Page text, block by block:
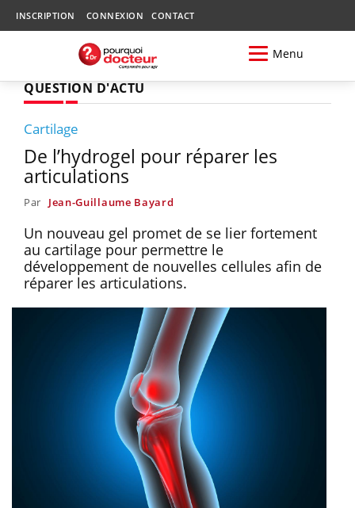
INSCRIPTION CONNEXION CONTACT
Menu
QUESTION D'ACTU
Cartilage
De l’hydrogel pour réparer les
articulations
Par Jean-Guillaume Bayard
Un nouveau gel promet de se lier fortement
au cartilage pour permettre le
développement de nouvelles cellules afin de
réparer les articulations.